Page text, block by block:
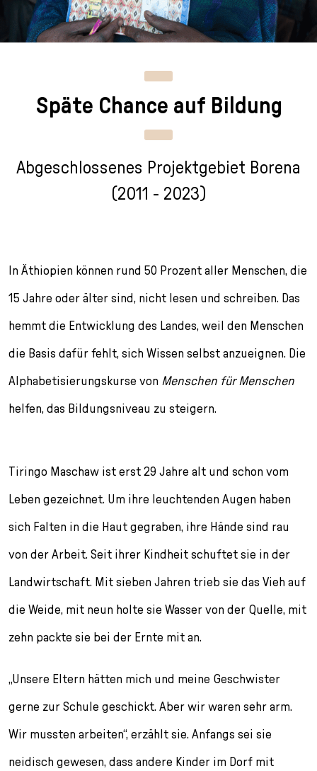
a
e
e
c
i
o
n
Späte Chance auf Bildung
Abgeschlossenes Projektgebiet Borena
(2011 - 2023)
In Äthiopien können rund 50 Prozent aller Menschen, die
15 Jahre oder älter sind, nicht lesen und schreiben. Das
hemmt die Entwicklung des Landes, weil den Menschen
die Basis dafür fehlt, sich Wissen selbst anzueignen. Die
Alphabetisierungskurse von Menschen für Menschen
helfen, das Bildungsniveau zu steigern.
Tiringo Maschaw ist erst 29 Jahre alt und schon vom
Leben gezeichnet. Um ihre leuchtenden Augen haben
sich Falten in die Haut gegraben, ihre Hände sind rau
von der Arbeit. Seit ihrer Kindheit schuftet sie in der
Landwirtschaft. Mit sieben Jahren trieb sie das Vieh auf
die Weide, mit neun holte sie Wasser von der Quelle, mit
zehn packte sie bei der Ernte mit an.
„Unsere Eltern hätten mich und meine Geschwister
gerne zur Schule geschickt. Aber wir waren sehr arm.
Wir mussten arbeiten“, erzählt sie. Anfangs sei sie
neidisch gewesen, dass andere Kinder im Dorf mit